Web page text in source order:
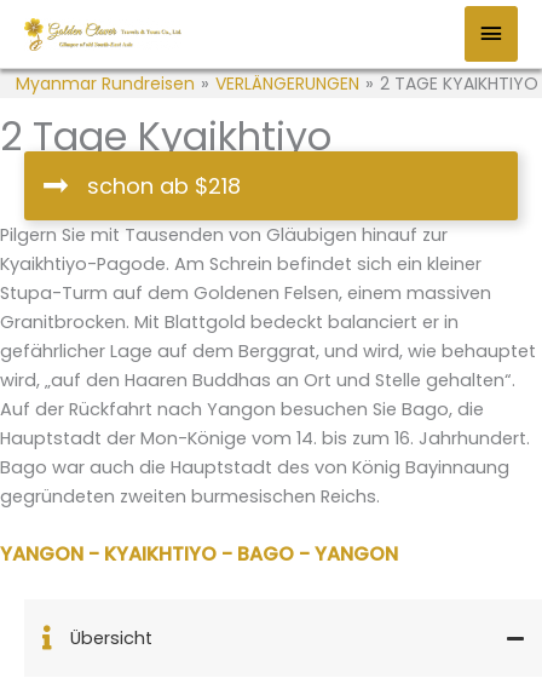
Zum
Inhalt
springen
Myanmar Rundreisen » VERLÄNGERUNGEN » 2 TAGE KYAIKHTIYO
2 Tage Kyaikhtiyo
schon ab $218
Pilgern Sie mit Tausenden von Gläubigen hinauf zur
Kyaikhtiyo-Pagode. Am Schrein befindet sich ein kleiner
Stupa-Turm auf dem Goldenen Felsen, einem massiven
Granitbrocken. Mit Blattgold bedeckt balanciert er in
gefährlicher Lage auf dem Berggrat, und wird, wie behauptet
wird, „auf den Haaren Buddhas an Ort und Stelle gehalten“.
Auf der Rückfahrt nach Yangon besuchen Sie Bago, die
Hauptstadt der Mon-Könige vom 14. bis zum 16. Jahrhundert.
Bago war auch die Hauptstadt des von König Bayinnaung
gegründeten zweiten burmesischen Reichs.
YANGON - KYAIKHTIYO - BAGO - YANGON
Übersicht